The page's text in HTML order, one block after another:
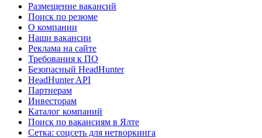
Размещение вакансий
Поиск по резюме
О компании
Наши вакансии
Реклама на сайте
Требования к ПО
Безопасный HeadHunter
HeadHunter API
Партнерам
Инвесторам
Каталог компаний
Поиск по вакансиям в Ялте
Сетка: соцсеть для нетворкинга